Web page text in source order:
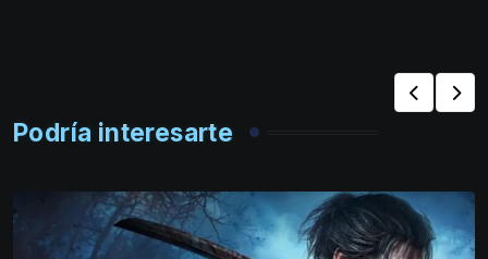
Podría interesarte